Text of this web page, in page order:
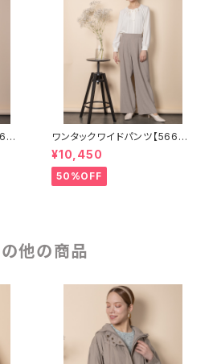
ワンタックワイドパンツ【56670
01】SET可
¥10,450
50%OFF
他の商品